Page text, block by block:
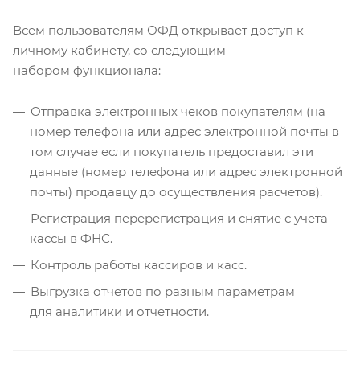
Всем пользователям ОФД открывает доступ к
личному кабинету, со следующим
набором функционала:
Отправка электронных чеков покупателям (на
номер телефона или адрес электронной почты в
том случае если покупатель предоставил эти
данные (номер телефона или адрес электронной
почты) продавцу до осуществления расчетов).
Регистрация перерегистрация и снятие с учета
кассы в ФНС.
Контроль работы кассиров и касс.
Выгрузка отчетов по разным параметрам
для аналитики и отчетности.